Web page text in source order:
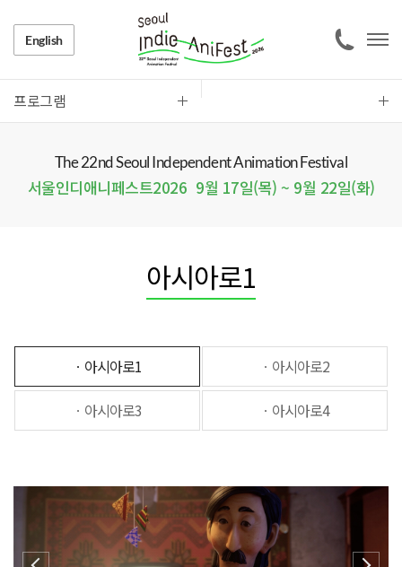
English
프로그램
The 22nd Seoul Independent Animation Festival
서울인디애니페스트2026 9월 17일(목) ~ 9월 22일(화)
아시아로1
ㆍ아시아로1 ㆍ아시아로2
ㆍ아시아로3 ㆍ아시아로4